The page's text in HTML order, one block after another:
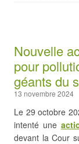
Nouvelle
pour
géants du
13 novembre 2024
Le 29 octobre
intenté une
devant la Cour